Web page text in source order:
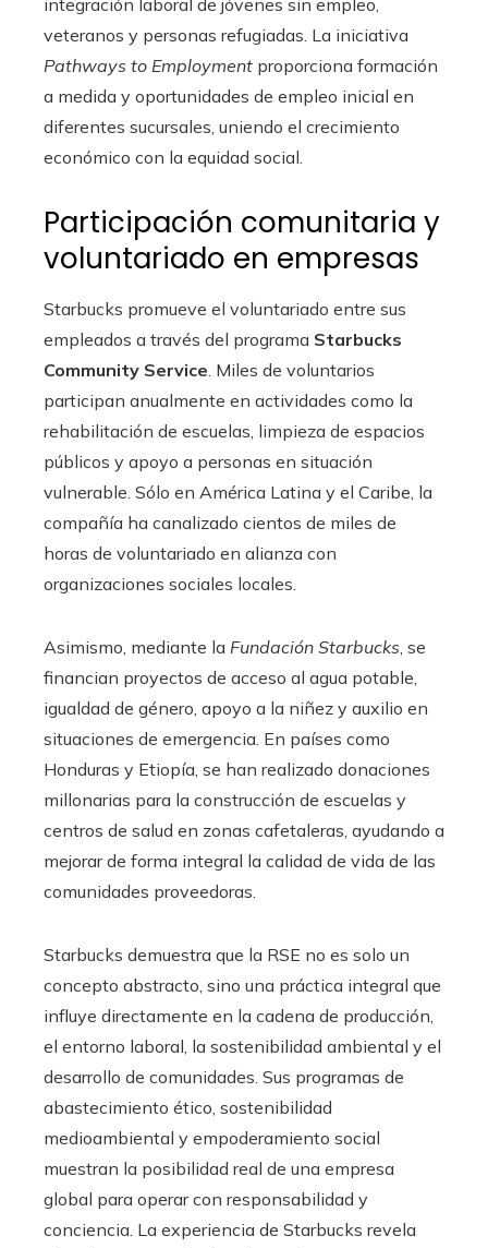
integración laboral de jóvenes sin empleo,
veteranos y personas refugiadas. La iniciativa
Pathways to Employment proporciona formación
a medida y oportunidades de empleo inicial en
diferentes sucursales, uniendo el crecimiento
económico con la equidad social.
Participación comunitaria y
voluntariado en empresas
Starbucks promueve el voluntariado entre sus
empleados a través del programa Starbucks
Community Service. Miles de voluntarios
participan anualmente en actividades como la
rehabilitación de escuelas, limpieza de espacios
públicos y apoyo a personas en situación
vulnerable. Sólo en América Latina y el Caribe, la
compañía ha canalizado cientos de miles de
horas de voluntariado en alianza con
organizaciones sociales locales.
Asimismo, mediante la Fundación Starbucks, se
financian proyectos de acceso al agua potable,
igualdad de género, apoyo a la niñez y auxilio en
situaciones de emergencia. En países como
Honduras y Etiopía, se han realizado donaciones
millonarias para la construcción de escuelas y
centros de salud en zonas cafetaleras, ayudando a
mejorar de forma integral la calidad de vida de las
comunidades proveedoras.
Starbucks demuestra que la RSE no es solo un
concepto abstracto, sino una práctica integral que
influye directamente en la cadena de producción,
el entorno laboral, la sostenibilidad ambiental y el
desarrollo de comunidades. Sus programas de
abastecimiento ético, sostenibilidad
medioambiental y empoderamiento social
muestran la posibilidad real de una empresa
global para operar con responsabilidad y
conciencia. La experiencia de Starbucks revela